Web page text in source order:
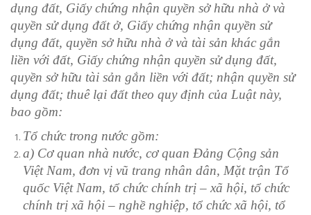
dụng đất, Giấy chứng nhận quyền sở hữu nhà ở và
quyền sử dụng đất ở, Giấy chứng nhận quyền sử
dụng đất, quyền sở hữu nhà ở và tài sản khác gắn
liền với đất, Giấy chứng nhận quyền sử dụng đất,
quyền sở hữu tài sản gắn liền với đất; nhận quyền sử
dụng đất; thuê lại đất theo quy định của Luật này,
bao gồm:
Tổ chức trong nước gồm:
a) Cơ quan nhà nước, cơ quan Đảng Cộng sản
Việt Nam, đơn vị vũ trang nhân dân, Mặt trận Tổ
quốc Việt Nam, tổ chức chính trị – xã hội, tổ chức
chính trị xã hội – nghề nghiệp, tổ chức xã hội, tổ